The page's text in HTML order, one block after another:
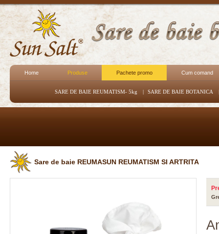
Home Produse Pachete promo Cum comand
SARE DE BAIE REUMATISM- 5kg | SARE DE BAIE BOTANICA |
Sare de baie REUMASUN REUMATISM SI ARTRITA